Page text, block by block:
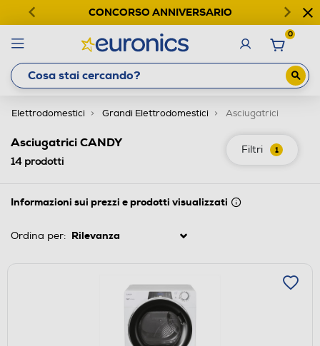
CONCORSO ANNIVERSARIO
0
Elettrodomestici Grandi Elettrodomestici Asciugatrici
Filtri 1
Asciugatrici CANDY
14prodotti
Informazioni sui prezzi e prodotti visualizzati
Ordina per: